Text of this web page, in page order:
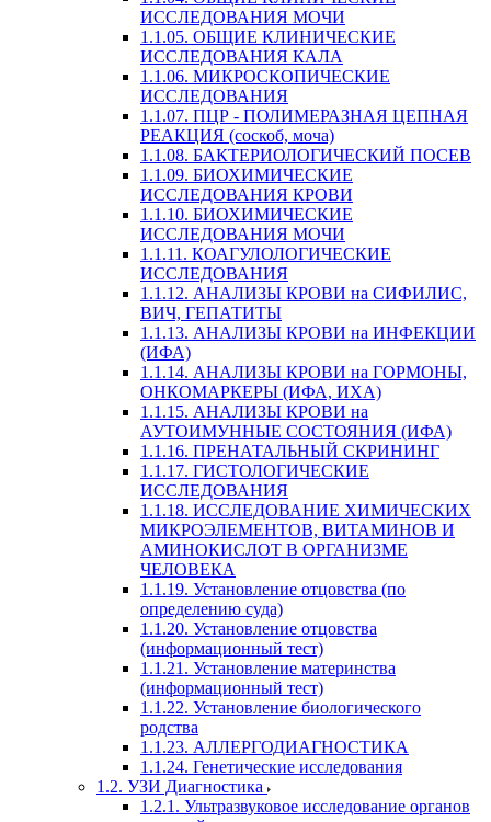
ИССЛЕДОВАНИЯ МОЧИ
1.1.05. ОБЩИЕ КЛИНИЧЕСКИЕ
ИССЛЕДОВАНИЯ КАЛА
1.1.06. МИКРОСКОПИЧЕСКИЕ
ИССЛЕДОВАНИЯ
1.1.07. ПЦР - ПОЛИМЕРАЗНАЯ ЦЕПНАЯ
РЕАКЦИЯ (соскоб, моча)
1.1.08. БАКТЕРИОЛОГИЧЕСКИЙ ПОСЕВ
1.1.09. БИОХИМИЧЕСКИЕ
ИССЛЕДОВАНИЯ КРОВИ
1.1.10. БИОХИМИЧЕСКИЕ
ИССЛЕДОВАНИЯ МОЧИ
1.1.11. КОАГУЛОЛОГИЧЕСКИЕ
ИССЛЕДОВАНИЯ
1.1.12. АНАЛИЗЫ КРОВИ на СИФИЛИС,
ВИЧ, ГЕПАТИТЫ
1.1.13. АНАЛИЗЫ КРОВИ на ИНФЕКЦИИ
(ИФА)
1.1.14. АНАЛИЗЫ КРОВИ на ГОРМОНЫ,
ОНКОМАРКЕРЫ (ИФА, ИХА)
1.1.15. АНАЛИЗЫ КРОВИ на
АУТОИМУННЫЕ СОСТОЯНИЯ (ИФА)
1.1.16. ПРЕНАТАЛЬНЫЙ СКРИНИНГ
1.1.17. ГИСТОЛОГИЧЕСКИЕ
ИССЛЕДОВАНИЯ
1.1.18. ИССЛЕДОВАНИЕ ХИМИЧЕСКИХ
МИКРОЭЛЕМЕНТОВ, ВИТАМИНОВ И
АМИНОКИСЛОТ В ОРГАНИЗМЕ
ЧЕЛОВЕКА
1.1.19. Установление отцовства (по
определению суда)
1.1.20. Установление отцовства
(информационный тест)
1.1.21. Установление материнства
(информационный тест)
1.1.22. Установление биологического
родства
1.1.23. АЛЛЕРГОДИАГНОСТИКА
1.1.24. Генетические исследования
1.2. УЗИ Диагностика
1.2.1. Ультразвуковое исследование органов